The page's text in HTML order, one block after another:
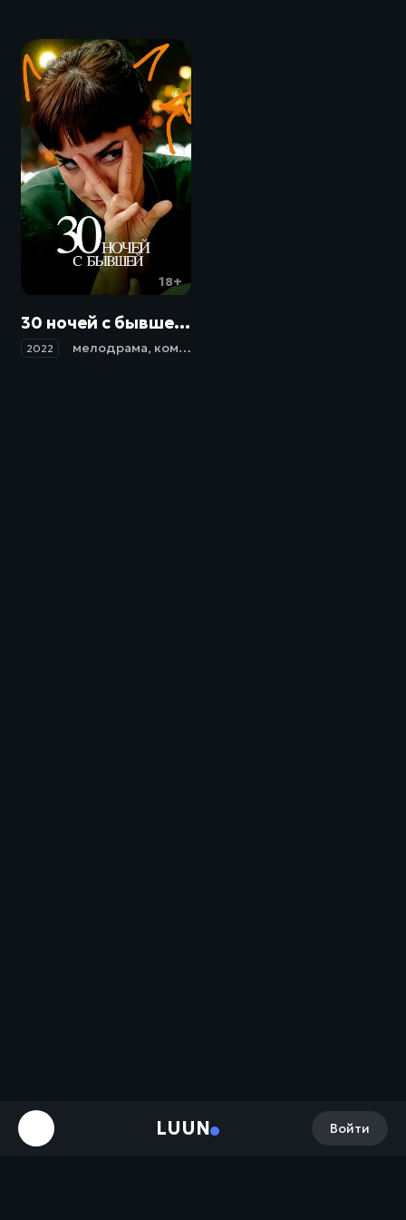
LUUN Войти
18+
30 ночей с бывшей / 30 noches con mi ex (2022)
2022 мелодрама, комедия